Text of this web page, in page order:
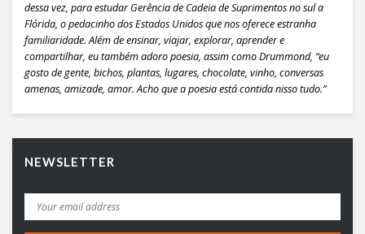
dessa vez, para estudar Gerência de Cadeia de Suprimentos no sul a
Flórida, o pedacinho dos Estados Unidos que nos oferece estranha
familiaridade. Além de ensinar, viajar, explorar, aprender e
compartilhar, eu também adoro poesia, assim como Drummond, “eu
gosto de gente, bichos, plantas, lugares, chocolate, vinho, conversas
amenas, amizade, amor. Acho que a poesia está contida nisso tudo.”
NEWSLETTER